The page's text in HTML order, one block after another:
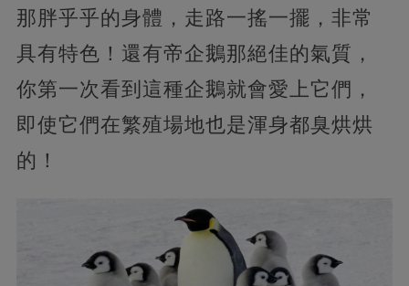
那胖乎乎的身體，走路一搖一擺，非常
具有特色！還有帝企鵝那絕佳的氣質，
你第一次看到這種企鵝就會愛上它們，
即使它們在繁殖場地也是渾身都臭烘烘
的！